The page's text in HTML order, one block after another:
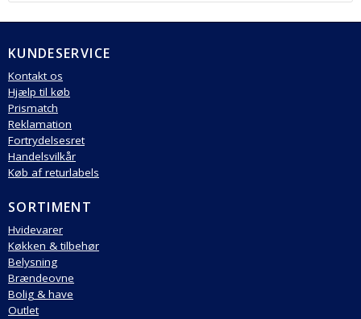
KUNDESERVICE
Kontakt os
Hjælp til køb
Prismatch
Reklamation
Fortrydelsesret
Handelsvilkår
Køb af returlabels
SORTIMENT
Hvidevarer
Køkken & tilbehør
Belysning
Brændeovne
Bolig & have
Outlet